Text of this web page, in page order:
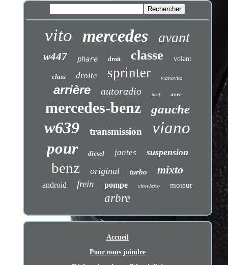
vito mercedes avant
w447 phare droit classe volant
class droite sprinter vianovito
arrière autoradio neuf avec
mercedes-benz gauche
w639 transmission viano
pour diesel jantes suspension
benz original turbo mixto
android frein pompe vitoviano moteur
arbre
Accueil
Pour nous joindre